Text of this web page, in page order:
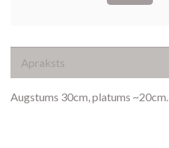
Apraksts
Augstums 30cm, platums ~20cm.